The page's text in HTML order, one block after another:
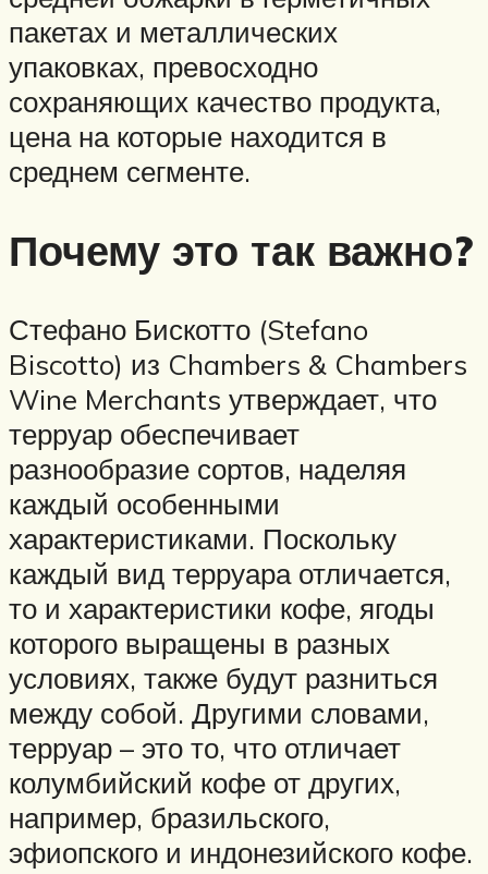
пакетах и металлических
упаковках, превосходно
сохраняющих качество продукта,
цена на которые находится в
среднем сегменте.
Почему это так важно?
Стефано Бискотто (Stefano
Biscotto) из Chambers & Chambers
Wine Merchants утверждает, что
терруар обеспечивает
разнообразие сортов, наделяя
каждый особенными
характеристиками. Поскольку
каждый вид терруара отличается,
то и характеристики кофе, ягоды
которого выращены в разных
условиях, также будут разниться
между собой. Другими словами,
терруар – это то, что отличает
колумбийский кофе от других,
например, бразильского,
эфиопского и индонезийского кофе.